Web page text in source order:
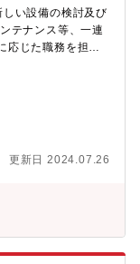
い設備の検討及び
テナンス等、一連
応じた職務を担当
くりを実現してい
質な生産システム
業務も担当するた
ョンです。【特
搭載されておりま
各種大手完成車メ
ブランドにも同社
車へと移行を進め
安定した需要が見
更新日 2024.07.26